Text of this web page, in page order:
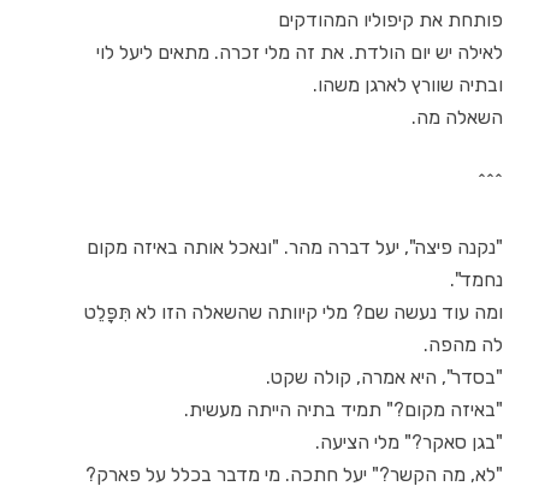
פותחת את קיפוליו המהודקים
לאילה יש יום הולדת. את זה מלי זכרה. מתאים ליעל לוי
ובתיה שוורץ לארגן משהו.
השאלה מה.
^^^
"נקנה פיצה", יעל דברה מהר. "ונאכל אותה באיזה מקום
נחמד".
ומה עוד נעשה שם? מלי קיוותה שהשאלה הזו לא תִּפָּלֵט
לה מהפה.
"בסדר", היא אמרה, קולה שקט.
"באיזה מקום?" תמיד בתיה הייתה מעשית.
"בגן סאקר?" מלי הציעה.
"לא, מה הקשר?" יעל חתכה. מי מדבר בכלל על פארק?